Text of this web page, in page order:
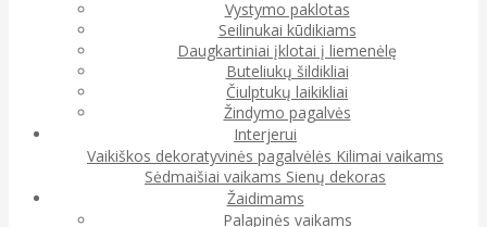
Vystymo paklotas
Seilinukai kūdikiams
Daugkartiniai įklotai į liemenėlę
Buteliukų šildikliai
Čiulptukų laikikliai
Žindymo pagalvės
Interjerui
Vaikiškos dekoratyvinės pagalvėlės Kilimai vaikams
Sėdmaišiai vaikams Sienų dekoras
Žaidimams
Palapinės vaikams